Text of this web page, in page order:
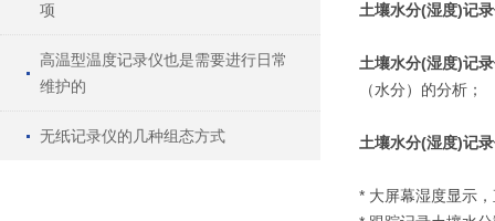
项
高温型温度记录仪也是需要进行日常
维护的
无纸记录仪的几种组态方式
土壤水分(湿度)记
土壤水分(湿度)记
（水分）的分析；
土壤水分(湿度)记
* 大屏幕湿度显示